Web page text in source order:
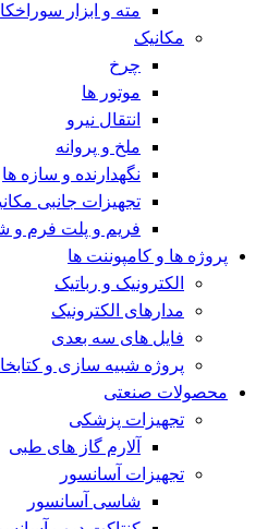
مته و ابزار
مکانیک
چرخ
موتور ها
انتقال نیرو
ملخ و پروانه
نگهدارنده و سازه ها
تجهیزات جانبی
فریم و پلت فرم و
پروژه ها و کامپوننت ها
الکترونیک و رباتیک
مدارهای الکترونیک
فایل های سه بعدی
پروژه شبیه سازی و
محصولات صنعتی
تجهیزات پزشکی
آلارم گاز های طبی
تجهیزات آسانسور
شاسی آسانسور